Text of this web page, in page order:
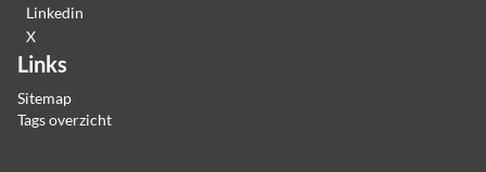
Linkedin
X
Links
Sitemap
Tags overzicht